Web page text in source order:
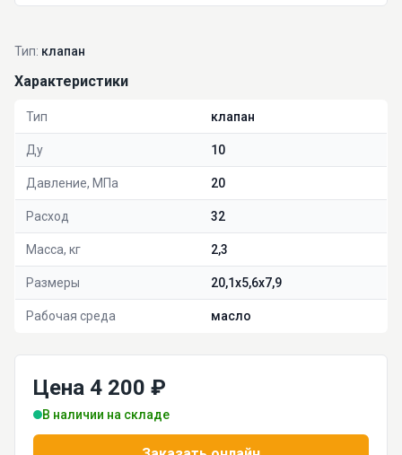
Тип: клапан
Характеристики
Тип клапан
Ду 10
Давление, МПа 20
Расход 32
Масса, кг 2,3
Размеры 20,1x5,6x7,9
Рабочая среда масло
Цена 4 200 ₽
В наличии на складе